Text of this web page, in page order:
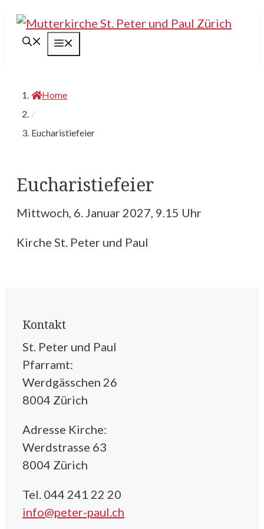
Springe
Inhalt
Home
/
Eucharistiefeier
Eucharistiefeier
Mittwoch, 6. Januar 2027, 9.15 Uhr
Kirche St. Peter und Paul
Kontakt
St. Peter und Paul
Pfarramt:
Werdgässchen 26
8004 Zürich
Adresse Kirche:
Werdstrasse 63
8004 Zürich
Tel. 044 241 22 20
info@peter-paul.ch